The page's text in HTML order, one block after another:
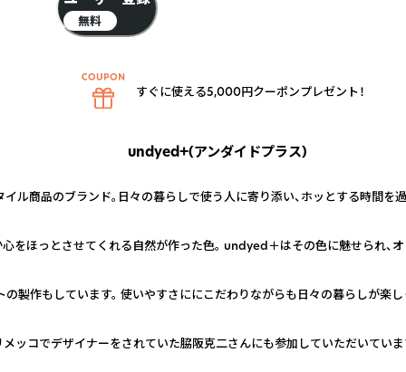
undyed+(アンダイドプラス)
ル商品のブランド。日々の暮らしで使う人に寄り添い、ホッとする時間を
をほっとさせてくれる自然が作った色。 undyed＋はその色に魅せられ、
製作もしています。 使いやすさににこだわりながらも日々の暮らしが楽
ッコでデザイナーをされていた脇阪克二さんにも参加していただいていま
無料
すぐに使える5,000円クーポンプレゼント！